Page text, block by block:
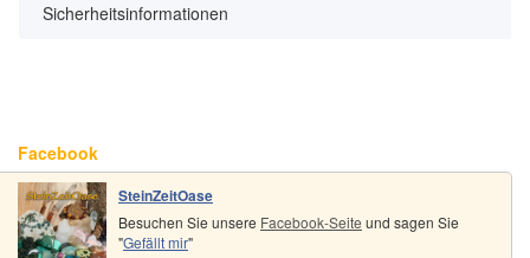
Sicherheitsinformationen
Facebook
SteinZeitOase
Besuchen Sie unsere Facebook-Seite und sagen Sie
"Gefällt mir"